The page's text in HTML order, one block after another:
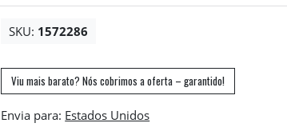
SKU: 1572286
Viu mais barato? Nós cobrimos a oferta – garantido!
Envia para: